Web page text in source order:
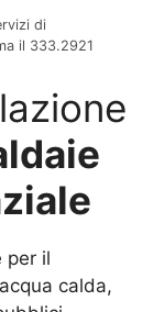
di
il 333.2921
per il
calda,